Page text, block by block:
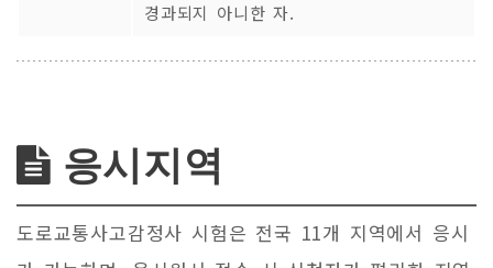
경과되지 아니한 자.
응시지역
도로교통사고감정사 시험은 전국 11개 지역에서 응시